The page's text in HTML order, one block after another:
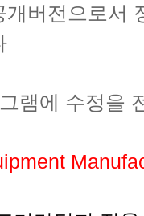
개버전으로서
램에 수정을